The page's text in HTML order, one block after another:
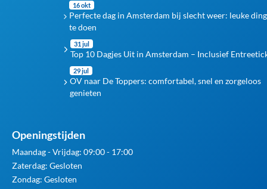
16 okt
Perfecte dag in Amsterdam bij slecht weer: leuke
te doen
31 jul
Top 10 Dagjes Uit in Amsterdam – Inclusief
29 jul
OV naar De Toppers: comfortabel, snel en zorgeloos
genieten
Openingstijden
Maandag - Vrijdag: 09:00 - 17:00
Zaterdag: Gesloten
Zondag: Gesloten